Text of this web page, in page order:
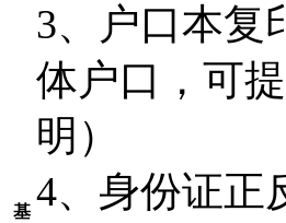
基
3、户口本复
体户口，可
明）
4、身份证正